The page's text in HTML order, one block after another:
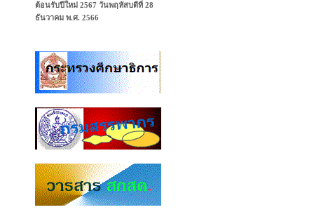
ต้อนรับปีใหม่ 2567 วันพฤหัสบดีที่ 28
ธันวาคม พ.ศ. 2566